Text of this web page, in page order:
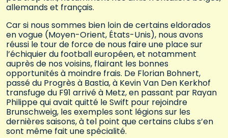
allemands et français.
Car si nous sommes bien loin de certains eldorados
en vogue (Moyen-Orient, États-Unis), nous avons
réussi le tour de force de nous faire une place sur
l’échiquier du football européen, et notamment
auprès de nos voisins, flairant les bonnes
opportunités à moindre frais. De Florian Bohnert,
passé du Progrès à Bastia, à Kevin Van Den Kerkhof
transfuge du F91 arrivé à Metz, en passant par Rayan
Philippe qui avait quitté le Swift pour rejoindre
Brunschweig, les exemples sont légions sur les
dernières saisons, à tel point que certains clubs s’en
sont même fait une spécialité.